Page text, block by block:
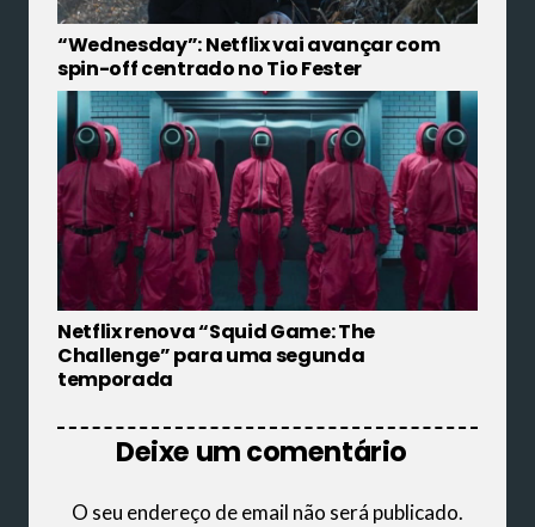
“Wednesday”: Netflix vai avançar com
spin-off centrado no Tio Fester
Netflix renova “Squid Game: The
Challenge” para uma segunda
temporada
Deixe um comentário
O seu endereço de email não será publicado.